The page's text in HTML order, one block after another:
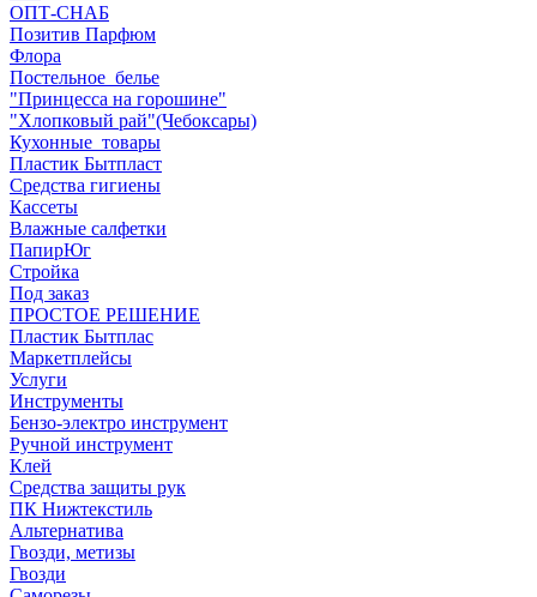
ОПТ-СНАБ
Позитив Парфюм
Флора
Постельное_белье
"Принцесса на горошине"
"Хлопковый рай"(Чебоксары)
Кухонные_товары
Пластик Бытпласт
Средства гигиены
Кассеты
Влажные салфетки
ПапирЮг
Стройка
Под заказ
ПРОСТОЕ РЕШЕНИЕ
Пластик Бытплас
Маркетплейсы
Услуги
Инструменты
Бензо-электро инструмент
Ручной инструмент
Клей
Средства защиты рук
ПК Нижтекстиль
Альтернатива
Гвозди, метизы
Гвозди